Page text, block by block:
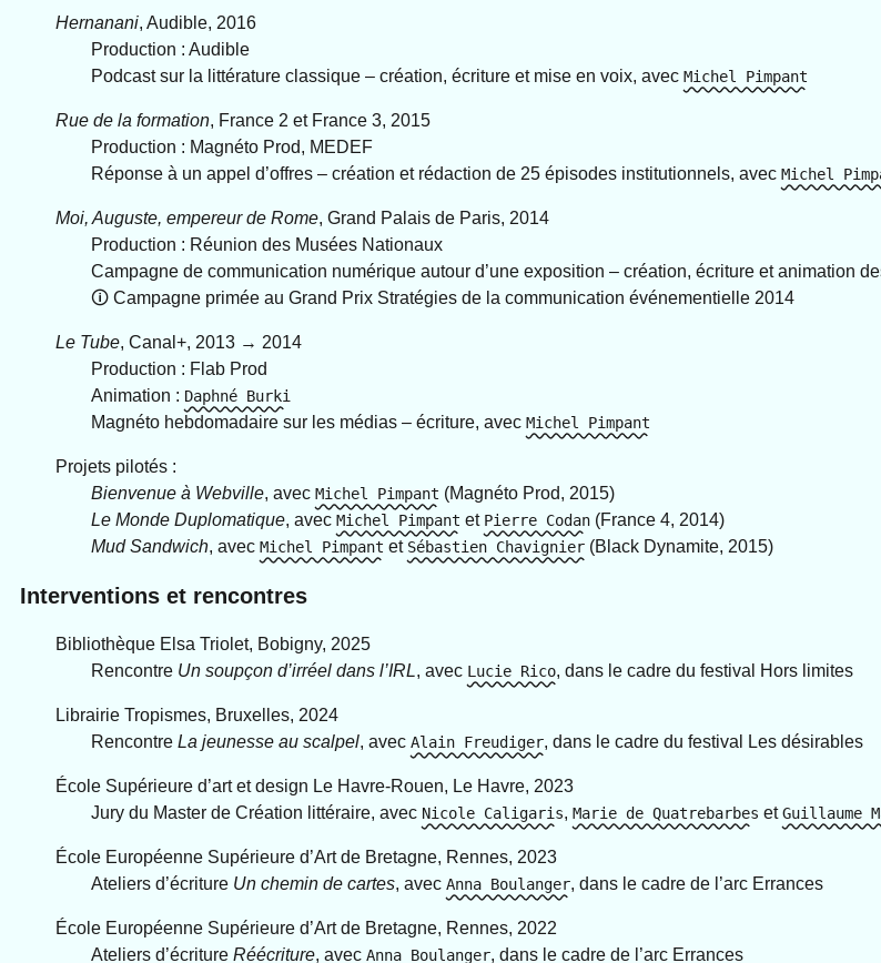
Hernanani, Audible, 2016
Production : Audible
Podcast sur la littérature classique – création, écriture et mise en voix, avec Michel Pimpant
Rue de la formation, France 2 et France 3, 2015
Production : Magnéto Prod, MEDEF
Réponse à un appel d’offres – création et rédaction de 25 épisodes institutionnels, avec Michel
Moi, Auguste, empereur de Rome, Grand Palais de Paris, 2014
Production : Réunion des Musées Nationaux
Campagne de communication numérique autour d’une exposition – création, écriture et animation
🛈︎ Campagne primée au Grand Prix Stratégies de la communication événementielle 2014
Le Tube, Canal+, 2013 → 2014
Production : Flab Prod
Animation : Daphné Burki
Magnéto hebdomadaire sur les médias – écriture, avec Michel Pimpant
Projets pilotés :
Bienvenue à Webville, avec Michel Pimpant (Magnéto Prod, 2015)
Le Monde Duplomatique, avec Michel Pimpant et Pierre Codan (France 4, 2014)
Mud Sandwich, avec Michel Pimpant et Sébastien Chavignier (Black Dynamite, 2015)
Interventions et rencontres
Bibliothèque Elsa Triolet, Bobigny, 2025
Rencontre Un soupçon d’irréel dans l’IRL, avec Lucie Rico, dans le cadre du festival Hors limites
Librairie Tropismes, Bruxelles, 2024
Rencontre La jeunesse au scalpel, avec Alain Freudiger, dans le cadre du festival Les désirables
École Supérieure d’art et design Le Havre-Rouen, Le Havre, 2023
Jury du Master de Création littéraire, avec Nicole Caligaris, Marie de Quatrebarbes etGuillaume
École Européenne Supérieure d’Art de Bretagne, Rennes, 2023
Ateliers d’écriture Un chemin de cartes, avec Anna Boulanger, dans le cadre de l’arc Errances
École Européenne Supérieure d’Art de Bretagne, Rennes, 2022
Ateliers d’écriture Réécriture, avec Anna Boulanger, dans le cadre de l’arc Errances